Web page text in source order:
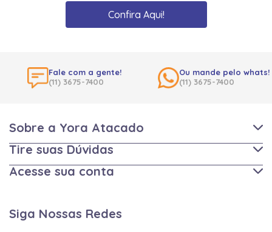
Confira Aqui!
Fale com a gente!
(11) 3675-7400
Ou mande pelo whats!
(11) 3675-7400
Sobre a Yora Atacado
Tire suas Dúvidas
Acesse sua conta
Siga Nossas Redes